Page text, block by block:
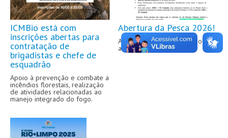
ICMBio está com
inscrições abertas para
contratação de
brigadistas e chefe de
esquadrão
Apoio à prevenção e combate a
incêndios florestais, realização
de atividades relacionadas ao
manejo integrado do fogo.
Abertura da Pesca 2026!
Alinhamento institucional sobre
abertura da pesca 2026.